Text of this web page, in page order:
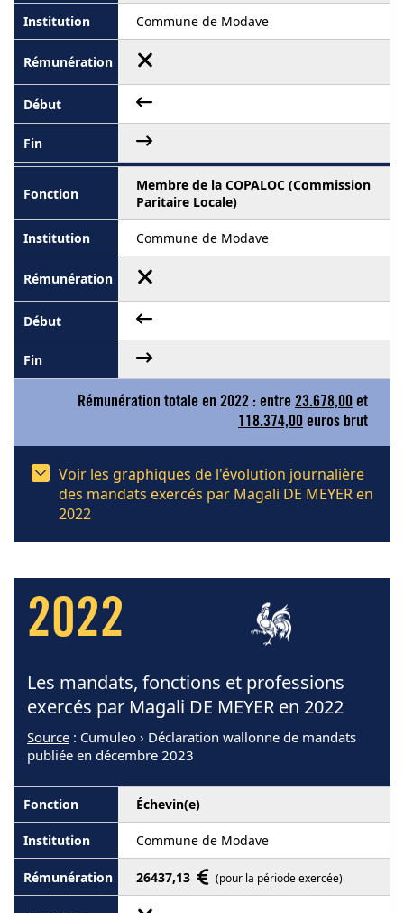
Commune de Modave
Membre de la COPALOC (Commission
Paritaire Locale)
Commune de Modave
Rémunération totale en 2022 : entre 23.678,00 et
118.374,00 euros brut
Voir les graphiques de l'évolution journalière
des mandats exercés par Magali DE MEYER en
2022
2022
Les mandats, fonctions et professions
exercés par Magali DE MEYER en 2022
Source : Cumuleo › Déclaration wallonne de mandats
publiée en décembre 2023
Échevin(e)
Commune de Modave
26437,13 (pour la période exercée)